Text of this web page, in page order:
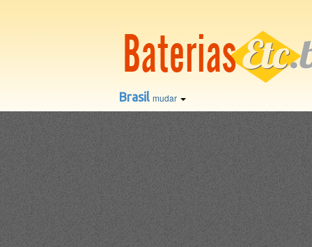
Brasil mudar